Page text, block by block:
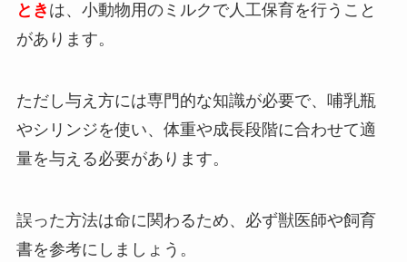
とき は、小動物用のミルクで人工保育を行うこと
があります。
ただし与え方には専門的な知識が必要で、哺乳瓶
やシリンジを使い、体重や成長段階に合わせて適
量を与える必要があります。
誤った方法は命に関わるため、必ず獣医師や飼育
書を参考にしましょう。